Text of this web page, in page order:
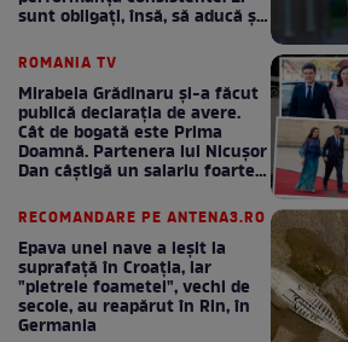
sunt obligați, însă, să aducă și
ROMANIA TV
Mirabela Grădinaru și-a făcut
publică declarația de avere.
Cât de bogată este Prima
Doamnă. Partenera lui Nicușor
Dan câștigă un salariu foarte
RECOMANDARE PE ANTENA3.RO
Epava unei nave a ieșit la
suprafață în Croația, iar
"pietrele foametei", vechi de
secole, au reapărut în Rin, în
Germania